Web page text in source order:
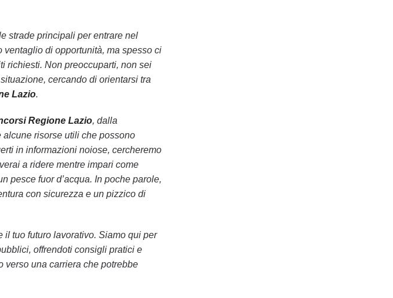
strade principali per entrare nel
di opportunità, ma spesso ci
richiesti. Non preoccuparti, non sei
cercando di orientarsi tra
Lazio.
Regione Lazio, dalla
risorse utili che possono
in informazioni noiose, cercheremo
a ridere mentre impari come
pesce fuor d’acqua. In poche parole,
con sicurezza e un pizzico di
il tuo futuro lavorativo. Siamo qui per
offrendoti consigli pratici e
verso una carriera che potrebbe